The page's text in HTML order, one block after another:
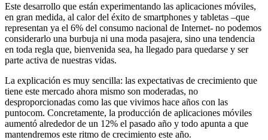
Este desarrollo que están experimentando las aplicaciones móviles,
en gran medida, al calor del éxito de smartphones y tabletas –que
representan ya el 6% del consumo nacional de Internet- no podemos
considerarlo una burbuja ni una moda pasajera, sino una tendencia
en toda regla que, bienvenida sea, ha llegado para quedarse y ser
parte activa de nuestras vidas.
La explicación es muy sencilla: las expectativas de crecimiento que
tiene este mercado ahora mismo son moderadas, no
desproporcionadas como las que vivimos hace años con las
puntocom. Concretamente, la producción de aplicaciones móviles
aumentó alrededor de un 12% el pasado año y todo apunta a que
mantendremos este ritmo de crecimiento este año.